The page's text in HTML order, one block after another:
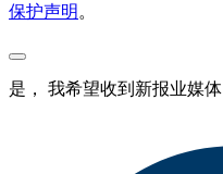
保护声明。
是， 我希望收到新报业媒体